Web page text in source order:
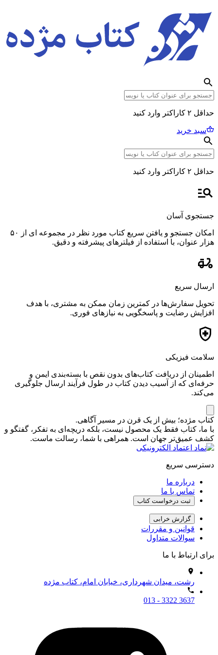
حداقل ۲ کاراکتر وارد کنید
سبد خرید
حداقل ۲ کاراکتر وارد کنید
جستجوی آسان
امکان جستجو و یافتن سریع کتاب مورد نظر در مجموعه ای از ۵۰
هزار عنوان، با استفاده از فیلترهای پیشرفته و دقیق.
ارسال سریع
تحویل سفارش‌ها در کمترین زمان ممکن به مشتری، با هدف
افزایش رضایت و پاسخگویی به نیازهای فوری.
سلامت فیزیکی
اطمینان از دریافت کتاب‌های بدون نقص با بسته‌بندی ایمن و
حرفه‌ای که از آسیب دیدن کتاب در طول فرآیند ارسال جلوگیری
می‌کند.
کتاب مژده؛ بیش از یک قرن در مسیر آگاهی.
با ما، کتاب فقط یک محصول نیست، بلکه دریچه‌ای به تفکر، گفتگو و
کشف عمیق‌تر جهان است. همراهی با شما، رسالت ماست.
دسترسی سریع
درباره ما
تماس با ما
ثبت درخواست کتاب
گزارش خرابی
قوانین و مقررات
سوالات متداول
برای ارتباط با ما
رشت، میدان شهرداری، خیابان امام، کتاب مژده
013 - 3322 3637